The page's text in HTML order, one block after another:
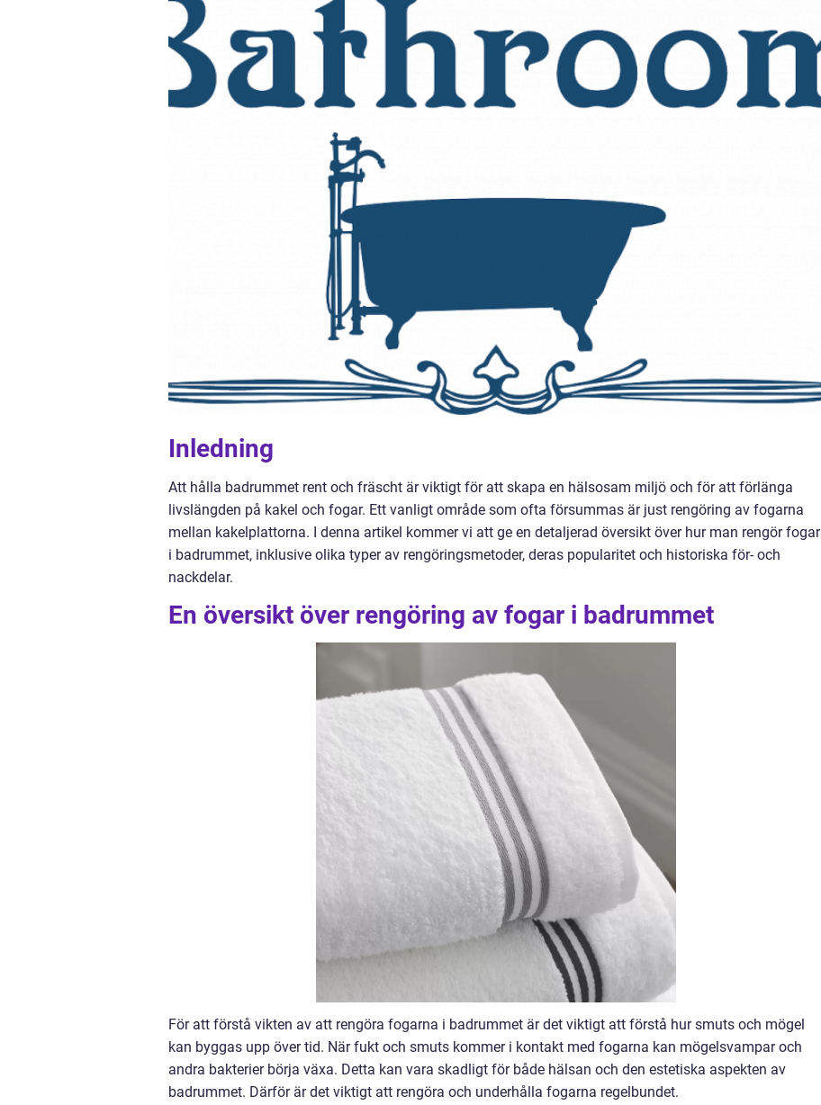
Inledning
Att hålla badrummet rent och fräscht är viktigt för att skapa en hälsosam miljö och för att förlänga
livslängden på kakel och fogar. Ett vanligt område som ofta försummas är just rengöring av fogarna
mellan kakelplattorna. I denna artikel kommer vi att ge en detaljerad översikt över hur man rengör fogar
i badrummet, inklusive olika typer av rengöringsmetoder, deras popularitet och historiska för- och
nackdelar.
En översikt över rengöring av fogar i badrummet
För att förstå vikten av att rengöra fogarna i badrummet är det viktigt att förstå hur smuts och mögel
kan byggas upp över tid. När fukt och smuts kommer i kontakt med fogarna kan mögelsvampar och
andra bakterier börja växa. Detta kan vara skadligt för både hälsan och den estetiska aspekten av
badrummet. Därför är det viktigt att rengöra och underhålla fogarna regelbundet.